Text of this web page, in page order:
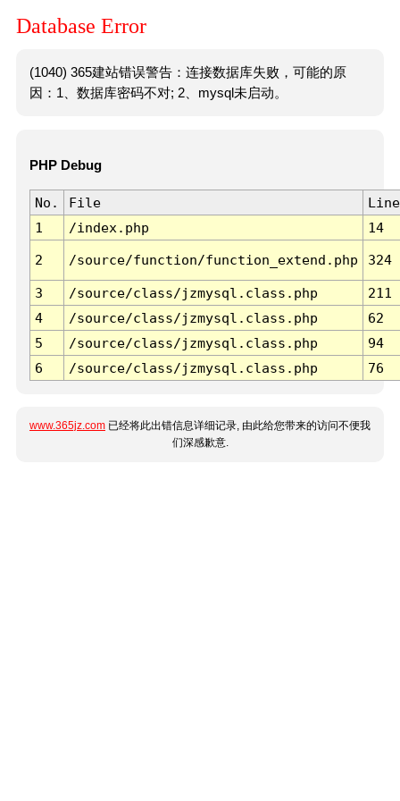
Database Error
(1040) 365建站错误警告：连接数据库失败，可能的原
因：1、数据库密码不对; 2、mysql未启动。
PHP Debug
No. File
Line
1
/index.php 14
2 /source/function/function_extend.php 324
3 /source/class/jzmysql.class.php
211
4
/source/class/jzmysql.class.php
62
5
/source/class/jzmysql.class.php
94
6
/source/class/jzmysql.class.php 76
www.365jz.com 已经将此出错信息详细记录, 由此给您带来的访问不便我
们深感歉意.